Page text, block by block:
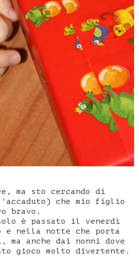
ma sto cercando di
che mio figlio
bravo.
è passato il venerdì
e nella notte che porta
ma anche dai nonni dove
gioco molto divertente.